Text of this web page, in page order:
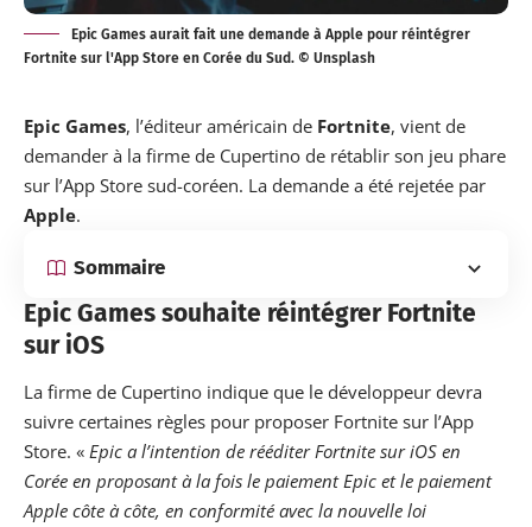
Epic Games aurait fait une demande à Apple pour réintégrer
Fortnite sur l'App Store en Corée du Sud. © Unsplash
Epic Games, l’éditeur américain de Fortnite, vient de
demander à la firme de Cupertino de rétablir son jeu phare
sur l’App Store sud-coréen. La demande a été rejetée par
Apple.
Sommaire
Epic Games souhaite réintégrer Fortnite
sur iOS
La firme de Cupertino indique que le développeur devra
suivre certaines règles pour proposer Fortnite sur l’App
Store. « Epic a l’intention de rééditer Fortnite sur iOS en
Corée en proposant à la fois le paiement Epic et le paiement
Apple côte à côte, en conformité avec la nouvelle loi